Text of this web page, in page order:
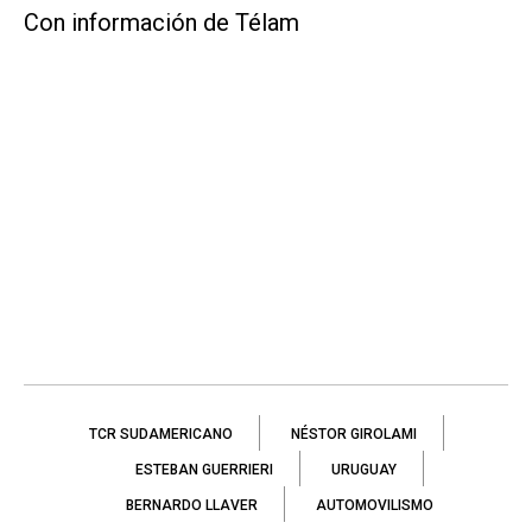
Con información de Télam
TCR SUDAMERICANO NÉSTOR GIROLAMI
ESTEBAN GUERRIERI URUGUAY
BERNARDO LLAVER AUTOMOVILISMO